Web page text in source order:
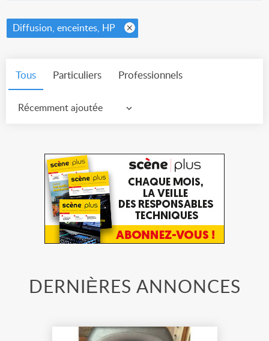
Diffusion, enceintes, HP
Tous Particuliers Professionnels
Récemment ajoutée
DERNIÈRES ANNONCES